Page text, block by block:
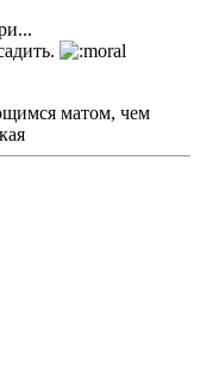
матом, чем